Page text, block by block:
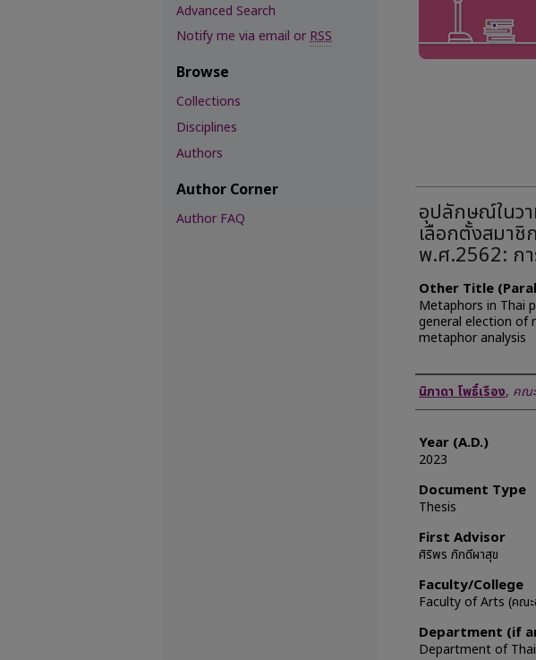
อุปลักษณ์ในวา
เลือกตั้งสมาชิ
พ.ศ.2562: ก
Other Title
Metaphors in Thai
general election of
metaphor analysis
Author
นิภาดา โพธิ์เรือง, คณ
Year (A.D.)
2023
Document Type
Thesis
First Advisor
ศิริพร ภักดีผาสุข
Faculty/College
Faculty of Arts (คณะ
Department (if
Department of Thai
Advanced Search
Notify me via email orRSS
Browse
Collections
Disciplines
Authors
Author Corner
Author FAQ